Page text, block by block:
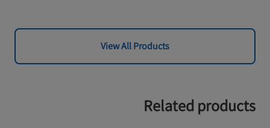
View All Products
Related products